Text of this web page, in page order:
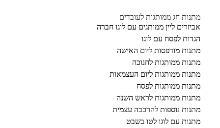
מתנות חג ממותגות לעובדים
אביזרים ליין ממותגים עם לוגו חברה
הגדות לפסח עם לוגו
מתנות מודפסות ליום האישה
מתנות ממותגות לחנוכה
מתנות ממותגות ליום העצמאות
מתנות ממותגות לפסח
מתנות ממותגות לראש השנה
מתנות נוספות להרכבה עצמית
מתנות עם לוגו לטו בשבט